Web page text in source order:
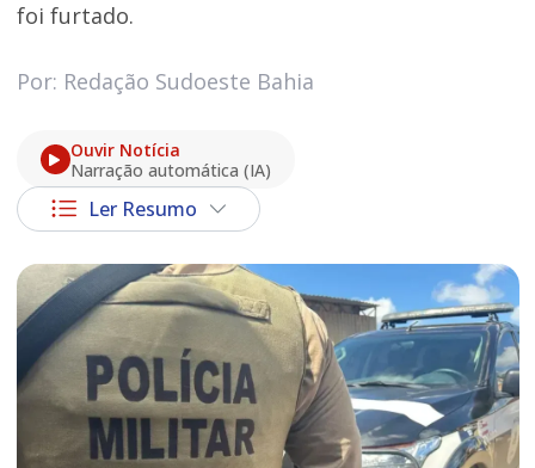
foi furtado.
Por: Redação Sudoeste Bahia
Ouvir Notícia
Narração automática (IA)
Ler Resumo